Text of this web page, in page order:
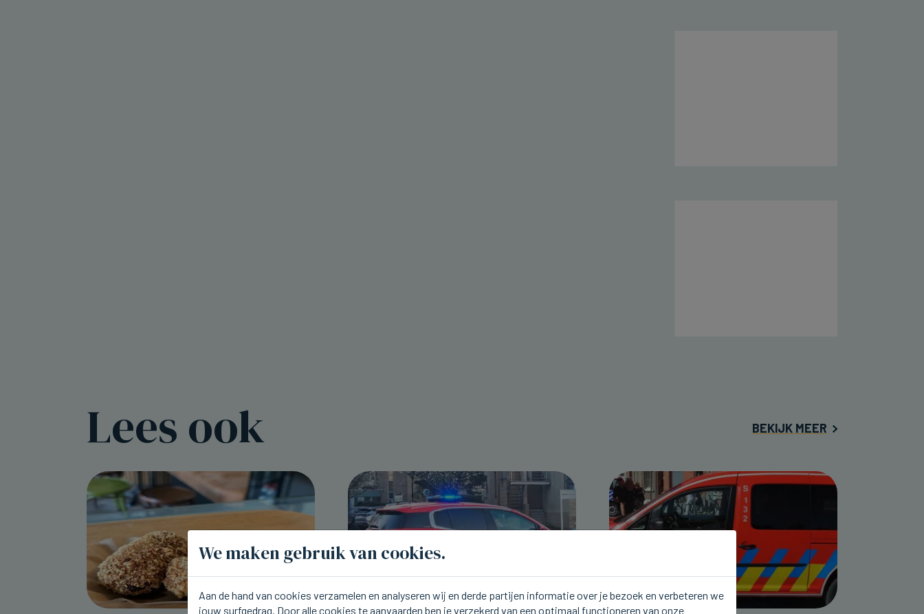
Lees ook BEKIJK MEER
We maken gebruik van cookies.
Aan de hand van cookies verzamelen en analyseren wij en derde partijen informatie over je bezoek en verbeteren we
jouw surfgedrag. Door alle cookies te aanvaarden ben je verzekerd van een optimaal functioneren van onze